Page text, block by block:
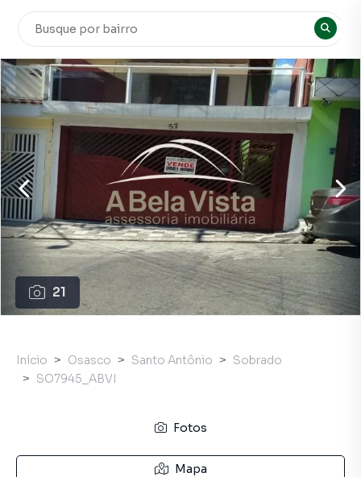
21
Início Osasco Santo Antônio
Sobrado
SO7945_ABVI
Fotos
Mapa